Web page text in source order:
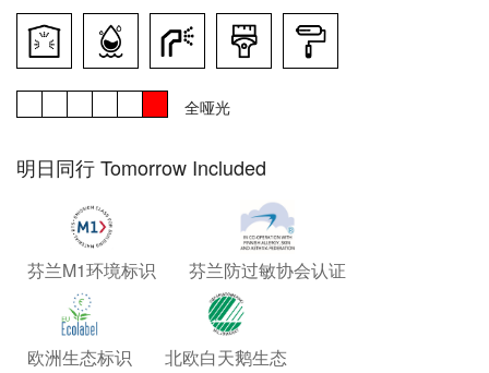
全哑光
明日同行 Tomorrow Included
芬兰M1环境标识 芬兰防过敏协会认证
欧洲生态标识 北欧白天鹅生态